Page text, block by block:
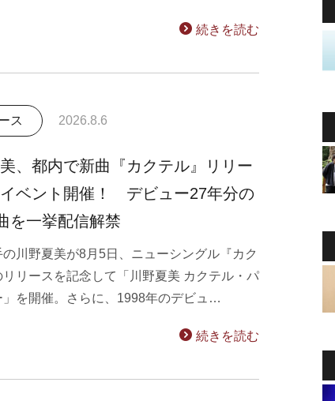
続きを読む
ス 2026.8.6
、都内で新曲『カクテル』リリー
ベント開催！ デビュー27年分の
を一挙配信解禁
川野夏美が8月5日、ニューシングル『カク
リリースを記念して「川野夏美 カクテル・パ
」を開催。さらに、1998年のデビュ…
続きを読む